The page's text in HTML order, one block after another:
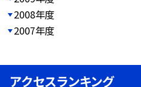
2008年度
2007年度
アクセスランキング